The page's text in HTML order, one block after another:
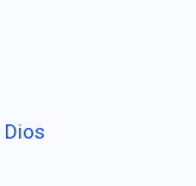
Dios